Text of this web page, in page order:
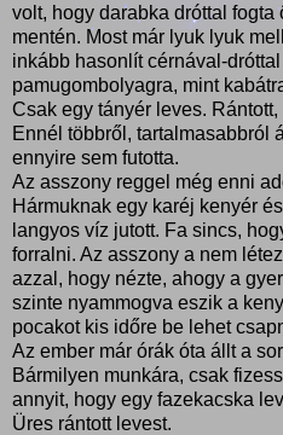
volt, hogy darabka dróttal
mentén. Most már lyuk lyuk
inkább hasonlít cérnával-
pamugombolyagra, mint
Csak egy tányér leves.
Ennél többről, tartalmasabbról
ennyire sem futotta.
Az asszony reggel még enni
Hármuknak egy karéj kenyér
langyos víz jutott. Fa sincs,
forralni. Az asszony a nem
azzal, hogy nézte, ahogy a
szinte nyammogva eszik a
pocakot kis időre be lehet
Az ember már órák óta állt a
Bármilyen munkára, csak
annyit, hogy egy fazekacska
Üres rántott levest.